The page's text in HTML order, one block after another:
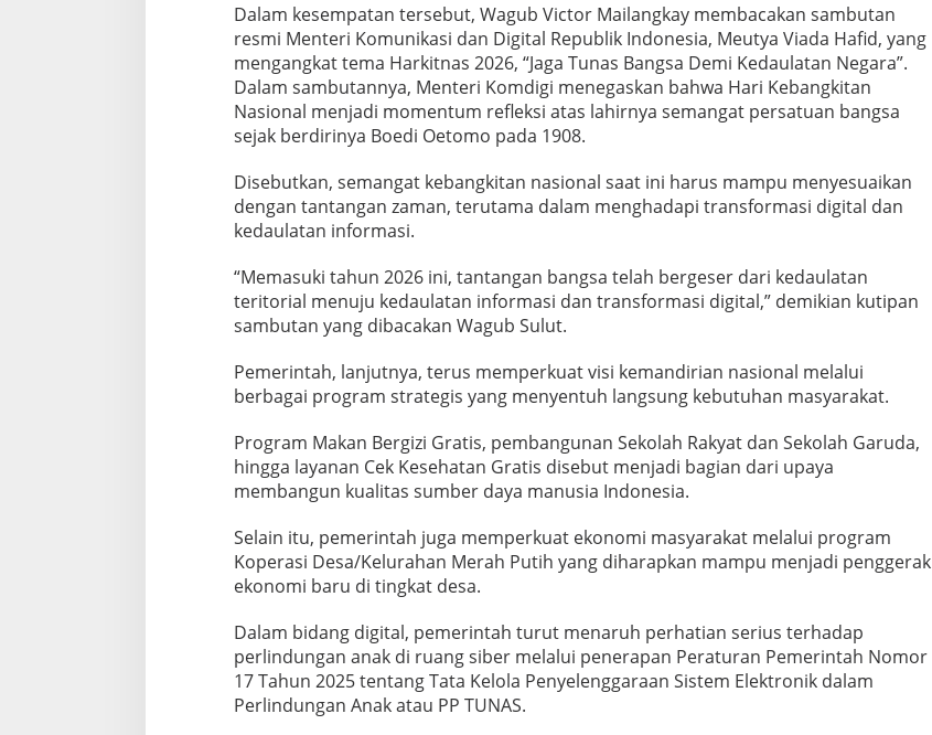
a
y
:
P
e
r
k
t
K
e
a
n
d
i
i
a
n
e
n
u
K
e
d
u
a
t
a
Dalam kesempatan tersebut, Wagub Victor Mailangkay membacakan sambutan
resmi Menteri Komunikasi dan Digital Republik Indonesia, Meutya Viada Hafid, yang
mengangkat tema Harkitnas 2026, “Jaga Tunas Bangsa Demi Kedaulatan Negara”.
Dalam sambutannya, Menteri Komdigi menegaskan bahwa Hari Kebangkitan
Nasional menjadi momentum refleksi atas lahirnya semangat persatuan bangsa
sejak berdirinya Boedi Oetomo pada 1908.
Disebutkan, semangat kebangkitan nasional saat ini harus mampu menyesuaikan
dengan tantangan zaman, terutama dalam menghadapi transformasi digital dan
kedaulatan informasi.
“Memasuki tahun 2026 ini, tantangan bangsa telah bergeser dari kedaulatan
teritorial menuju kedaulatan informasi dan transformasi digital,” demikian kutipan
sambutan yang dibacakan Wagub Sulut.
Pemerintah, lanjutnya, terus memperkuat visi kemandirian nasional melalui
berbagai program strategis yang menyentuh langsung kebutuhan masyarakat.
Program Makan Bergizi Gratis, pembangunan Sekolah Rakyat dan Sekolah Garuda,
hingga layanan Cek Kesehatan Gratis disebut menjadi bagian dari upaya
membangun kualitas sumber daya manusia Indonesia.
Selain itu, pemerintah juga memperkuat ekonomi masyarakat melalui program
Koperasi Desa/Kelurahan Merah Putih yang diharapkan mampu menjadi penggerak
ekonomi baru di tingkat desa.
Dalam bidang digital, pemerintah turut menaruh perhatian serius terhadap
perlindungan anak di ruang siber melalui penerapan Peraturan Pemerintah Nomor
17 Tahun 2025 tentang Tata Kelola Penyelenggaraan Sistem Elektronik dalam
Perlindungan Anak atau PP TUNAS.